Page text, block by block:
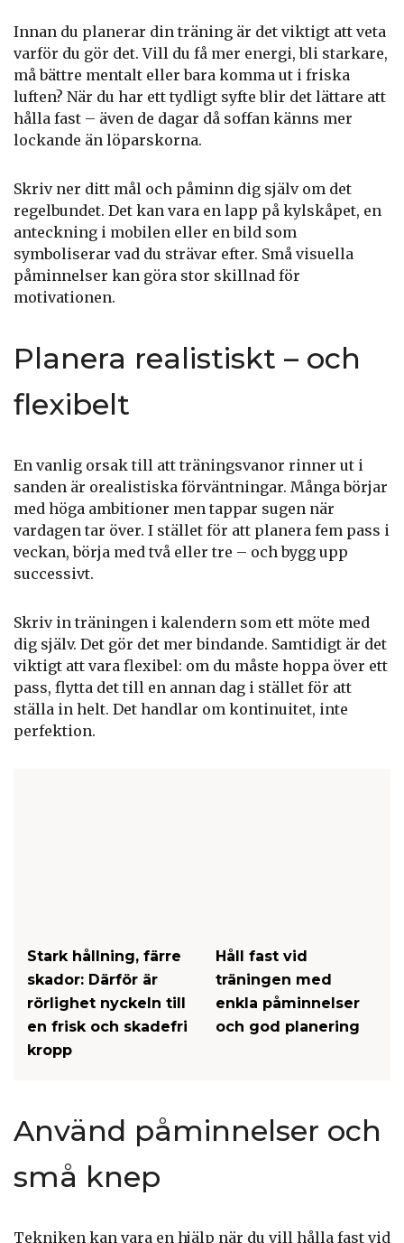
Innan du planerar din träning är det viktigt att veta
varför du gör det. Vill du få mer energi, bli starkare,
må bättre mentalt eller bara komma ut i friska
luften? När du har ett tydligt syfte blir det lättare att
hålla fast – även de dagar då soffan känns mer
lockande än löparskorna.
Skriv ner ditt mål och påminn dig själv om det
regelbundet. Det kan vara en lapp på kylskåpet, en
anteckning i mobilen eller en bild som
symboliserar vad du strävar efter. Små visuella
påminnelser kan göra stor skillnad för
motivationen.
Planera realistiskt – och
flexibelt
En vanlig orsak till att träningsvanor rinner ut i
sanden är orealistiska förväntningar. Många börjar
med höga ambitioner men tappar sugen när
vardagen tar över. I stället för att planera fem pass i
veckan, börja med två eller tre – och bygg upp
successivt.
Skriv in träningen i kalendern som ett möte med
dig själv. Det gör det mer bindande. Samtidigt är det
viktigt att vara flexibel: om du måste hoppa över ett
pass, flytta det till en annan dag i stället för att
ställa in helt. Det handlar om kontinuitet, inte
perfektion.
Stark hållning, färre
skador: Därför är
rörlighet nyckeln till
en frisk och skadefri
kropp
Håll fast vid
träningen med
enkla påminnelser
och god planering
Använd påminnelser och
små knep
Tekniken kan vara en hjälp när du vill hålla fast vid